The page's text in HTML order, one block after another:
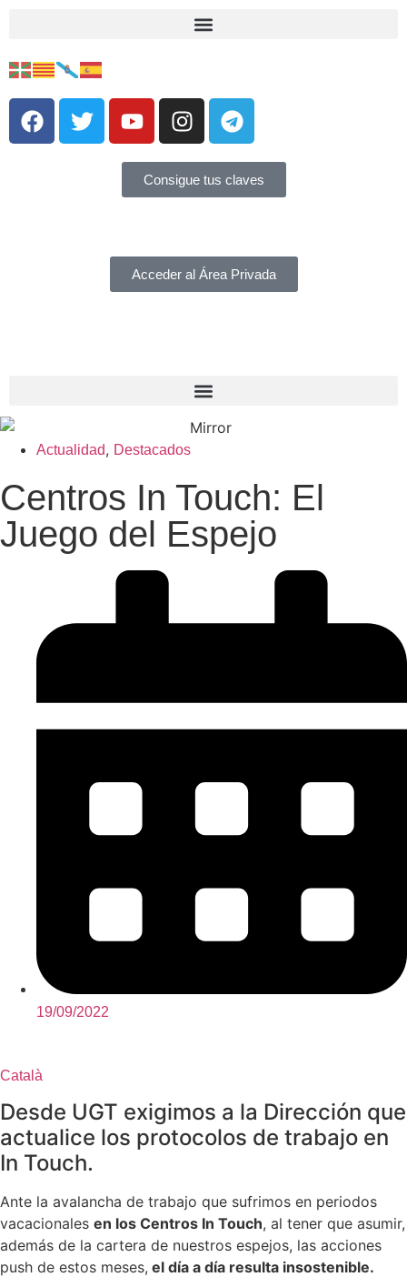
Consigue tus claves
Acceder al Área Privada
Actualidad, Destacados
Centros In Touch: El
Juego del Espejo
19/09/2022
Català
Desde UGT exigimos a la Dirección que
actualice los protocolos de trabajo en
In Touch.
Ante la avalancha de trabajo que sufrimos en periodos
vacacionales en los Centros In Touch, al tener que asumir,
además de la cartera de nuestros espejos, las acciones
push de estos meses, el día a día resulta insostenible.